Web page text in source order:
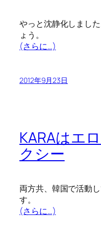
やっと沈静化しまし
ょう。
(さらに…)
2012年9月23日
KARAはエ
クシー
両方共、韓国で活動
す。
(さらに…)